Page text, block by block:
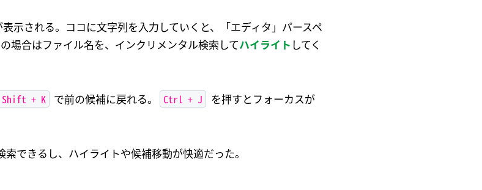
示される。ココに文字列を入力していくと、「エディタ」パースペ
場合はファイル名を、インクリメンタル検索してハイライト してく
+ K で前の候補に戻れる。 Ctrl + J
を押すとフォーカスが
索できるし、ハイライトや候補移動が快適だった。